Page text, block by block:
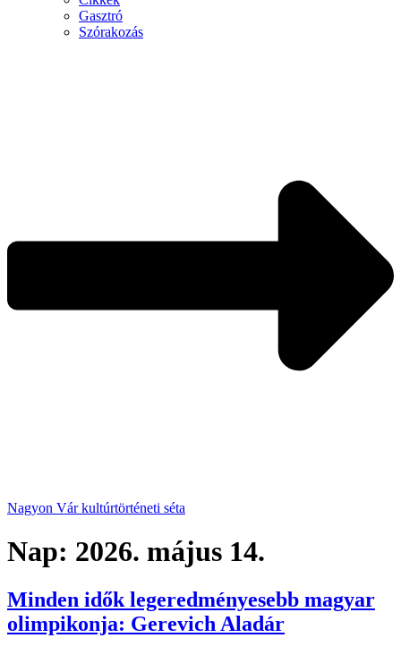
Gasztró
Szórakozás
Nagyon Vár kultúrtörténeti séta
Nap: 2026. május 14.
Minden idők legeredményesebb magyar
olimpikonja: Gerevich Aladár